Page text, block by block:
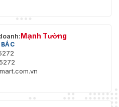
Mạnh Tường